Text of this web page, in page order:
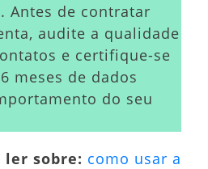
Antes de contratar
audite a qualidade
e certifique-se
meses de dados
do seu
ler sobre: como usar a